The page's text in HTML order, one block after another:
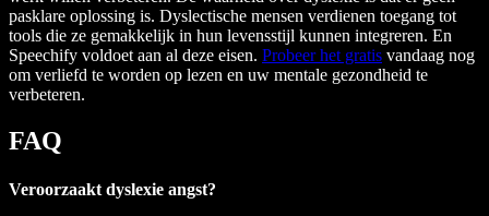
pasklare oplossing is. Dyslectische mensen verdienen toegang tot
tools die ze gemakkelijk in hun levensstijl kunnen integreren. En
Speechify voldoet aan al deze eisen. Probeer het gratis vandaag nog
om verliefd te worden op lezen en uw mentale gezondheid te
verbeteren.
FAQ
Veroorzaakt dyslexie angst?